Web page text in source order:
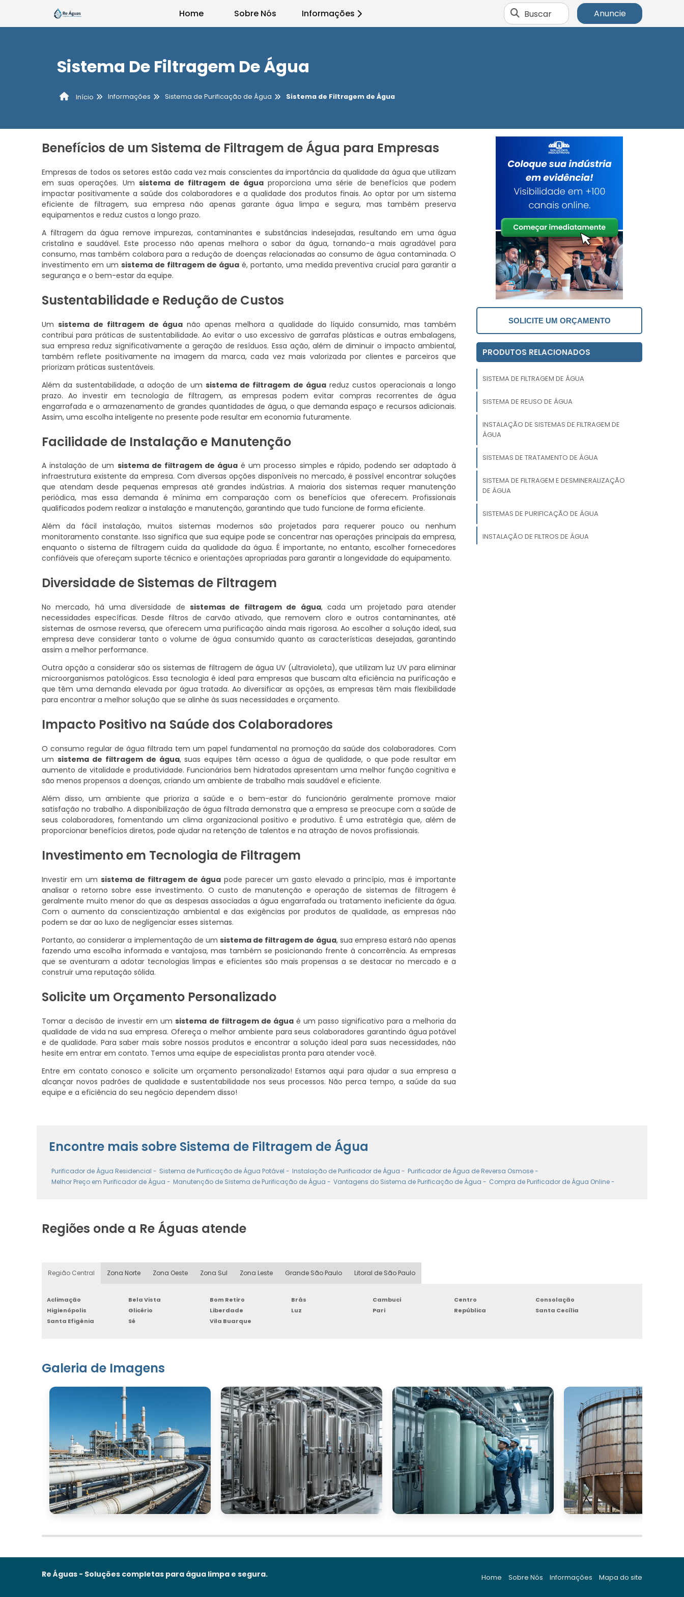
Home Sobre Nós Informações Buscar Anuncie
Sistema De Filtragem De Água
Início Informações Sistema de Purificação de Água Sistema de Filtragem de Água
Benefícios de um Sistema de Filtragem de Água para Empresas
Empresas de todos os setores estão cada vez mais conscientes da importância da qualidade da água que utilizam
em suas operações. Um sistema de filtragem de águaproporciona uma série de benefícios que podem
impactar positivamente a saúde dos colaboradores e a qualidade dos produtos finais. Ao optar por um sistema
eficiente de filtragem, sua empresa não apenas garante água limpa e segura, mas também preserva
equipamentos e reduz custos a longo prazo.
A filtragem da água remove impurezas, contaminantes e substâncias indesejadas, resultando em uma água
cristalina e saudável. Este processo não apenas melhora o sabor da água, tornando-a mais agradável para
consumo, mas também colabora para a redução de doenças relacionadas ao consumo de água contaminada. O
investimento em um sistema de filtragem de águaé, portanto, uma medida preventiva crucial para garantir a
segurança e o bem-estar da equipe.
Sustentabilidade e Redução de Custos
Umsistema de filtragem de águanão apenas melhora a qualidade do líquido consumido, mas também
contribui para práticas de sustentabilidade. Ao evitar o uso excessivo de garrafas plásticas e outras embalagens,
sua empresa reduz significativamente a geração de resíduos. Essa ação, além de diminuir o impacto ambiental,
também reflete positivamente na imagem da marca, cada vez mais valorizada por clientes e parceiros que
priorizam práticas sustentáveis.
Além da sustentabilidade, a adoção de um sistema de filtragem de águareduz custos operacionais a longo
prazo. Ao investir em tecnologia de filtragem, as empresas podem evitar compras recorrentes de água
engarrafada e o armazenamento de grandes quantidades de água, o que demanda espaço e recursos adicionais.
Assim, uma escolha inteligente no presente pode resultar em economia futuramente.
Facilidade de Instalação e Manutenção
A instalação de um sistema de filtragem de água é um processo simples e rápido, podendo ser adaptado à
infraestrutura existente da empresa. Com diversas opções disponíveis no mercado, é possível encontrar soluções
que atendam desde pequenas empresas até grandes indústrias. A maioria dos sistemas requer manutenção
periódica, mas essa demanda é mínima em comparação com os benefícios que oferecem. Profissionais
qualificados podem realizar a instalação e manutenção, garantindo que tudo funcione de forma eficiente.
Além da fácil instalação, muitos sistemas modernos são projetados para requerer pouco ou nenhum
monitoramento constante. Isso significa que sua equipe pode se concentrar nas operações principais da empresa,
enquanto o sistema de filtragem cuida da qualidade da água. É importante, no entanto, escolher fornecedores
confiáveis que ofereçam suporte técnico e orientações apropriadas para garantir a longevidade do equipamento.
Diversidade de Sistemas de Filtragem
No mercado, há uma diversidade desistemas de filtragem de água, cada um projetado para atender
necessidades específicas. Desde filtros de carvão ativado, que removem cloro e outros contaminantes, até
sistemas de osmose reversa, que oferecem uma purificação ainda mais rigorosa. Ao escolher a solução ideal, sua
empresa deve considerar tanto o volume de água consumido quanto as características desejadas, garantindo
assim a melhor performance.
Outra opção a considerar são os sistemas de filtragem de água UV (ultravioleta), que utilizam luz UV para eliminar
microorganismos patológicos. Essa tecnologia é ideal para empresas que buscam alta eficiência na purificação e
que têm uma demanda elevada por água tratada. Ao diversificar as opções, as empresas têm mais flexibilidade
para encontrar a melhor solução que se alinhe às suas necessidades e orçamento.
Impacto Positivo na Saúde dos Colaboradores
O consumo regular de água filtrada tem um papel fundamental na promoção da saúde dos colaboradores. Com
um sistema de filtragem de água, suas equipes têm acesso a água de qualidade, o que pode resultar em
aumento de vitalidade e produtividade. Funcionários bem hidratados apresentam uma melhor função cognitiva e
são menos propensos a doenças, criando um ambiente de trabalho mais saudável e eficiente.
Além disso, um ambiente que prioriza a saúde e o bem-estar do funcionário geralmente promove maior
satisfação no trabalho. A disponibilização de água filtrada demonstra que a empresa se preocupe com a saúde de
seus colaboradores, fomentando um clima organizacional positivo e produtivo. É uma estratégia que, além de
proporcionar benefícios diretos, pode ajudar na retenção de talentos e na atração de novos profissionais.
Investimento em Tecnologia de Filtragem
Investir em um sistema de filtragem de águapode parecer um gasto elevado a princípio, mas é importante
analisar o retorno sobre esse investimento. O custo de manutenção e operação de sistemas de filtragem é
geralmente muito menor do que as despesas associadas a água engarrafada ou tratamento ineficiente da água.
Com o aumento da conscientização ambiental e das exigências por produtos de qualidade, as empresas não
podem se dar ao luxo de negligenciar esses sistemas.
Portanto, ao considerar a implementação de um sistema de filtragem de água, sua empresa estará não apenas
fazendo uma escolha informada e vantajosa, mas também se posicionando frente à concorrência. As empresas
que se aventuram a adotar tecnologias limpas e eficientes são mais propensas a se destacar no mercado e a
construir uma reputação sólida.
Solicite um Orçamento Personalizado
Tomar a decisão de investir em umsistema de filtragem de águaé um passo significativo para a melhoria da
qualidade de vida na sua empresa. Ofereça o melhor ambiente para seus colaboradores garantindo água potável
e de qualidade. Para saber mais sobre nossos produtos e encontrar a solução ideal para suas necessidades, não
hesite em entrar em contato. Temos uma equipe de especialistas pronta para atender você.
Entre em contato conosco e solicite um orçamento personalizado! Estamos aqui para ajudar a sua empresa a
alcançar novos padrões de qualidade e sustentabilidade nos seus processos. Não perca tempo, a saúde da sua
equipe e a eficiência do seu negócio dependem disso!
SOLICITE UM ORÇAMENTO
PRODUTOS RELACIONADOS
SISTEMA DE FILTRAGEM DE ÁGUA
SISTEMA DE REUSO DE ÁGUA
INSTALAÇÃO DE SISTEMAS DE FILTRAGEM DE
ÁGUA
SISTEMAS DE TRATAMENTO DE ÁGUA
SISTEMA DE FILTRAGEM E DESMINERALIZAÇÃO
DE ÁGUA
SISTEMAS DE PURIFICAÇÃO DE ÁGUA
INSTALAÇÃO DE FILTROS DE ÁGUA
Encontre mais sobre Sistema de Filtragem de Água
Purificador de Água Residencial - Sistema de Purificação de Água Potável - Instalação de Purificador de Água - Purificador de Água de Reversa Osmose -
Melhor Preço em Purificador de Água - Manutenção de Sistema de Purificação de Água - Vantagens do Sistema de Purificação de Água - Compra de Purificador de Água Online -
Regiões onde a Re Águas atende
Região Central Zona Norte Zona Oeste Zona Sul Zona Leste Grande São Paulo Litoral de São Paulo
Aclimação Bela Vista Bom Retiro Brás Cambuci Centro
Consolação
Higienópolis
Glicério Liberdade Luz Pari República
Santa Cecília
Santa Efigênia
Sé Vila Buarque
Galeria de Imagens
Re Águas - Soluções completas para água limpa e segura. Home Sobre Nós Informações Mapa do site